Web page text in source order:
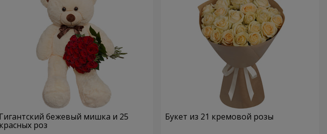
Гигантский бежевый мишка и 25
красных роз
Букет из 21 кремовой розы